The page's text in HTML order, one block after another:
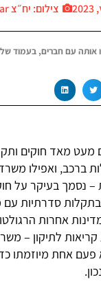
צילום: יח״צ Thecar
עם חברים, בעמוד
מעט מאד חוקים
ברכב, ואפילו
– נסמך בעיקר על
סדרתיות עם
אחרות
קריאות לתיקון –
אחת מיוזמתו